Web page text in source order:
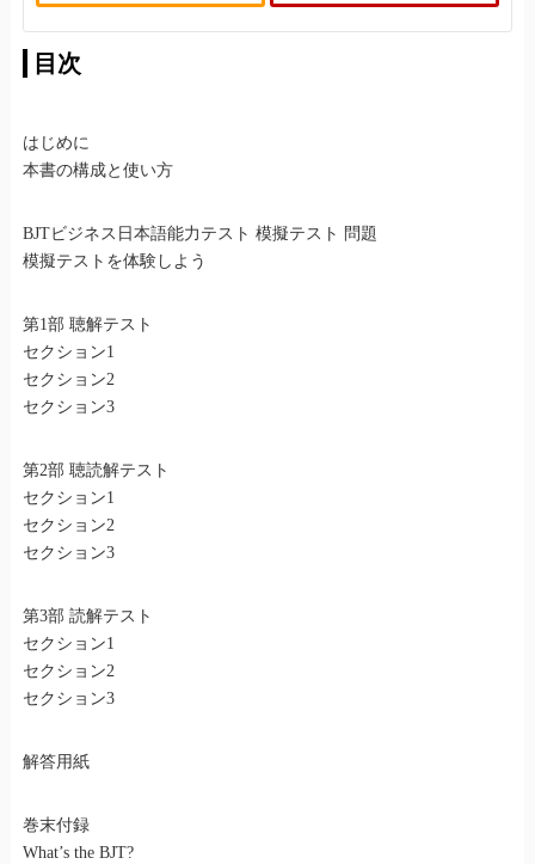
目次
はじめに
本書の構成と使い方
BJTビジネス日本語能力テスト 模擬テスト 問題
模擬テストを体験しよう
第1部 聴解テスト
セクション1
セクション2
セクション3
第2部 聴読解テスト
セクション1
セクション2
セクション3
第3部 読解テスト
セクション1
セクション2
セクション3
解答用紙
巻末付録
What’s the BJT?